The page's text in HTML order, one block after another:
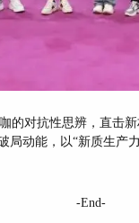
的对抗性思辨，直击
动能，以“新质生产
-End-